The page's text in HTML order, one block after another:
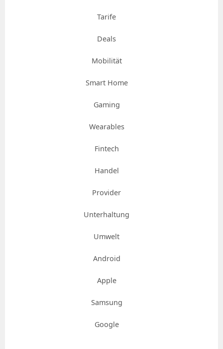
Tarife
Deals
Mobilität
Smart Home
Gaming
Wearables
Fintech
Handel
Provider
Unterhaltung
Umwelt
Android
Apple
Samsung
Google